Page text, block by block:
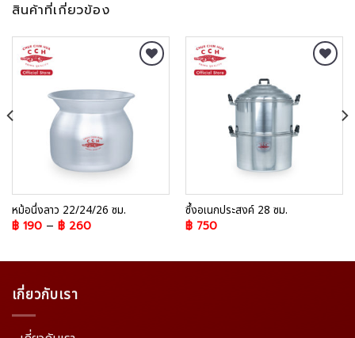
สินค้าที่เกี่ยวข้อง
หม้อนึ่งลาว 22/24/26 ซม.
฿190– ฿260
ซึ้งอเนกประสงค์ 28 ซม.
฿750
เกี่ยวกับเรา